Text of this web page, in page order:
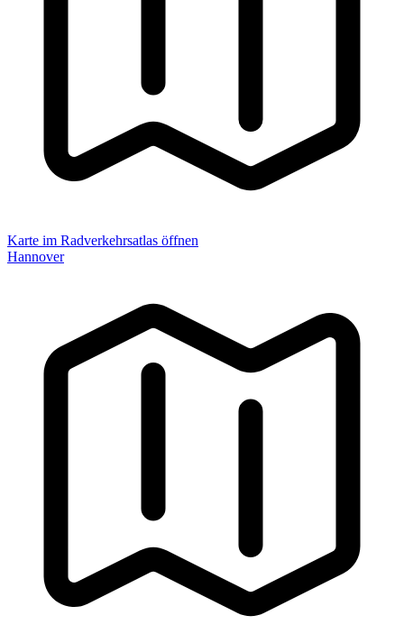
Karte im Radverkehrsatlas öffnen
Hannover